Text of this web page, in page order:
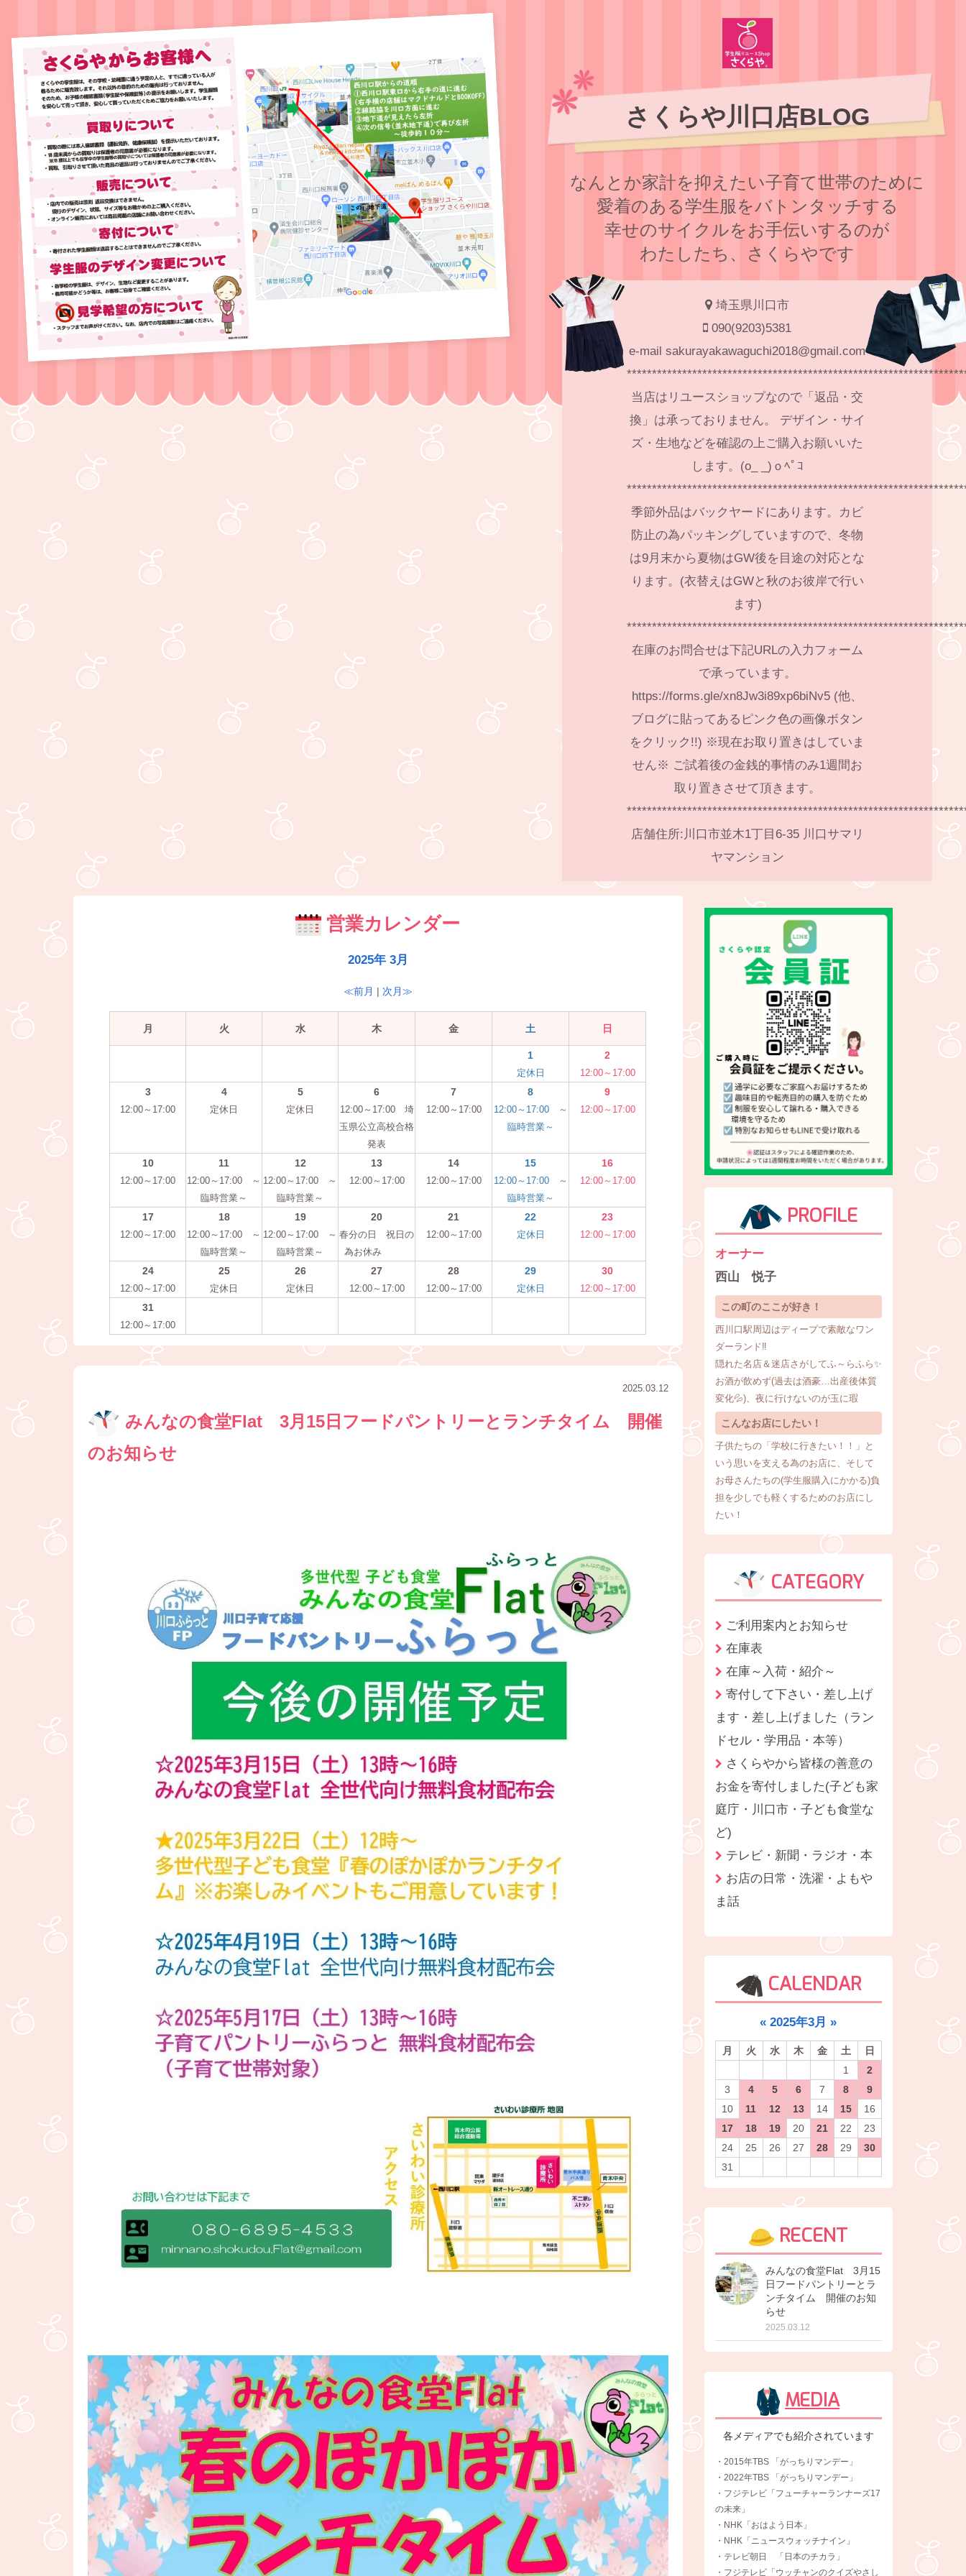
さくらや川口店BLOG
なんとか家計を抑えたい子育て世帯のために
愛着のある学⽣服をバトンタッチする
幸せのサイクルをお⼿伝いするのが
わたしたち、さくらやです
埼玉県川口市
090(9203)5381
e-mail sakurayakawaguchi2018@gmail.com
当店はリユースショップなので「返品・交
換」は承っておりません。 デザイン・サイ
ズ・生地などを確認の上ご購入お願いいた
します。(o_ _)ｏﾍﾟｺ
季節外品はバックヤードにあります。カビ
防止の為パッキングしていますので、冬物
は9月末から夏物はGW後を目途の対応とな
ります。(衣替えはGWと秋のお彼岸で行い
ます)
在庫のお問合せは下記URLの入力フォーム
で承っています。
https://forms.gle/xn8Jw3i89xp6biNv5 (他、
ブログに貼ってあるピンク色の画像ボタン
をクリック!!) ※現在お取り置きはしていま
せん※ ご試着後の金銭的事情のみ1週間お
取り置きさせて頂きます。
店舗住所:川口市並木1丁目6-35 川口サマリ
ヤマンション
営業カレンダー
2025年 3月
≪前月 | 次月≫
月 火 水 木 金 土 日
1
定休日
2
12:00～17:00
3
12:00～17:00
4
定休日
5
定休日
6
12:00～17:00 埼
玉県公立高校合格
発表
7
12:00～17:00
8
12:00～17:00 ～
臨時営業～
9
12:00～17:00
10
12:00～17:00
11
12:00～17:00 ～
臨時営業～
12
12:00～17:00 ～
臨時営業～
13
12:00～17:00
14
12:00～17:00
15
12:00～17:00 ～
臨時営業～
16
12:00～17:00
17
12:00～17:00
18
12:00～17:00 ～
臨時営業～
19
12:00～17:00 ～
臨時営業～
20
春分の日 祝日の
為お休み
21
12:00～17:00
22
定休日
23
12:00～17:00
24
12:00～17:00
25
定休日
26
定休日
27
12:00～17:00
28
12:00～17:00
29
定休日
30
12:00～17:00
31
12:00～17:00
2025.03.12
みんなの食堂Flat 3月15日フードパントリーとランチタイム 開催
のお知らせ
PROFILE
オーナー
西山 悦子
この町のここが好き！
西川口駅周辺はディープで素敵なワン
ダーランド‼
隠れた名店＆迷店さがしてふ～らふら✨
お酒が飲めず(過去は酒豪…出産後体質
変化💦)、夜に行けないのが玉に瑕
こんなお店にしたい！
子供たちの「学校に行きたい！！」と
いう思いを支える為のお店に、そして
お母さんたちの(学生服購入にかかる)負
担を少しでも軽くするためのお店にし
たい！
CATEGORY
ご利用案内とお知らせ
在庫表
在庫～入荷・紹介～
寄付して下さい・差し上げ
ます・差し上げました（ラン
ドセル・学用品・本等）
さくらやから皆様の善意の
お金を寄付しました(子ども家
庭庁・川口市・子ども食堂な
ど)
テレビ・新聞・ラジオ・本
お店の日常・洗濯・よもや
ま話
CALENDAR
« 2025年3月 »
月 火 水 木 金 土
日
1
2
3
4 5 6 7 8
9
10
11 12 13 14 15
16
17
18 19 20 21 22
23
24
25 26 27 28 29
30
31
RECENT
みんなの食堂Flat 3月15
日フードパントリーとラ
ンチタイム 開催のお知
らせ
2025.03.12
MEDIA
各メディアでも紹介されています
・2015年TBS 「がっちりマンデー」
・2022年TBS 「がっちりマンデー」
・フジテレビ「フューチャーランナーズ17
の未来」
・NHK「おはよう日本」
・NHK「ニュースウォッチナイン」
・テレビ朝日 「日本のチカラ」
・フジテレビ「ウッチャンのクイズやさし